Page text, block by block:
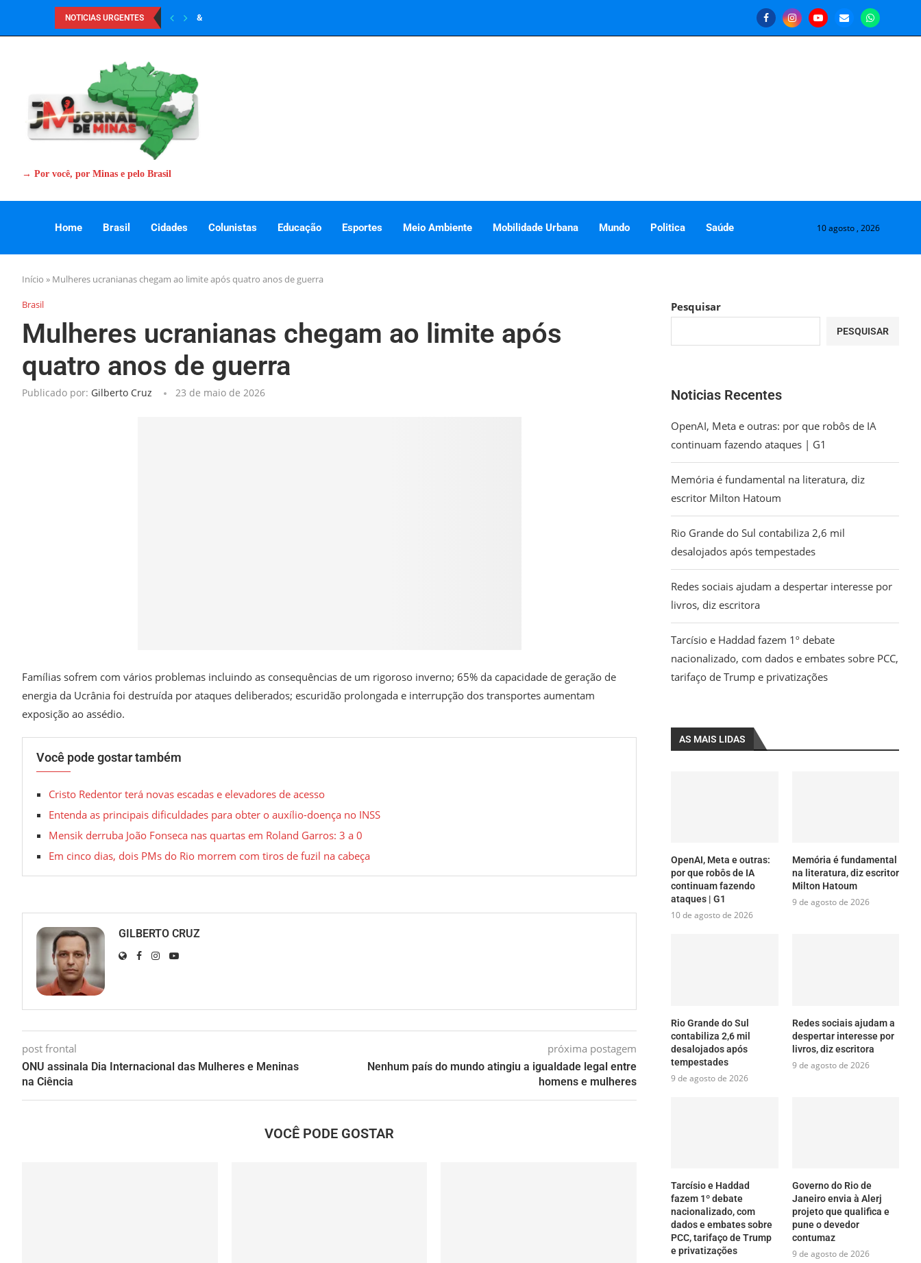
NOTICIAS URGENTES &
→ Por você, por Minas e pelo Brasil
Home Brasil Cidades Colunistas Educação Esportes Meio Ambiente Mobilidade Urbana Mundo Politica Saúde 10 agosto , 2026
Início » Mulheres ucranianas chegam ao limite após quatro anos de guerra
Brasil
Mulheres ucranianas chegam ao limite após
quatro anos de guerra
Publicado por: Gilberto Cruz 23 de maio de 2026
Famílias sofrem com vários problemas incluindo as consequências de um rigoroso inverno; 65% da capacidade de geração de
energia da Ucrânia foi destruída por ataques deliberados; escuridão prolongada e interrupção dos transportes aumentam
exposição ao assédio.
Você pode gostar também
Cristo Redentor terá novas escadas e elevadores de acesso
Entenda as principais dificuldades para obter o auxílio-doença no INSS
Mensik derruba João Fonseca nas quartas em Roland Garros: 3 a 0
Em cinco dias, dois PMs do Rio morrem com tiros de fuzil na cabeça
GILBERTO CRUZ
post frontal
ONU assinala Dia Internacional das Mulheres e Meninas
na Ciência
próxima postagem
Nenhum país do mundo atingiu a igualdade legal entre
homens e mulheres
VOCÊ PODE GOSTAR
Pesquisar
PESQUISAR
Noticias Recentes
OpenAI, Meta e outras: por que robôs de IA
continuam fazendo ataques | G1
Memória é fundamental na literatura, diz
escritor Milton Hatoum
Rio Grande do Sul contabiliza 2,6 mil
desalojados após tempestades
Redes sociais ajudam a despertar interesse por
livros, diz escritora
Tarcísio e Haddad fazem 1º debate
nacionalizado, com dados e embates sobre PCC,
tarifaço de Trump e privatizações
AS MAIS LIDAS
OpenAI, Meta e outras:
por que robôs de IA
continuam fazendo
ataques | G1
10 de agosto de 2026
Memória é fundamental
na literatura, diz escritor
Milton Hatoum
9 de agosto de 2026
Rio Grande do Sul
contabiliza 2,6 mil
desalojados após
tempestades
9 de agosto de 2026
Redes sociais ajudam a
despertar interesse por
livros, diz escritora
9 de agosto de 2026
Tarcísio e Haddad
fazem 1º debate
nacionalizado, com
dados e embates sobre
PCC, tarifaço de Trump
e privatizações
Governo do Rio de
Janeiro envia à Alerj
projeto que qualifica e
pune o devedor
contumaz
9 de agosto de 2026